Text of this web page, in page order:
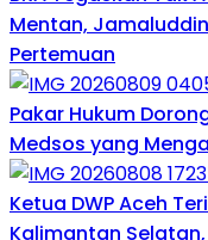
Mentan,
Pertemuan
Pakar Hukum
Medsos yang
Ketua DWP Aceh
Kalimantan